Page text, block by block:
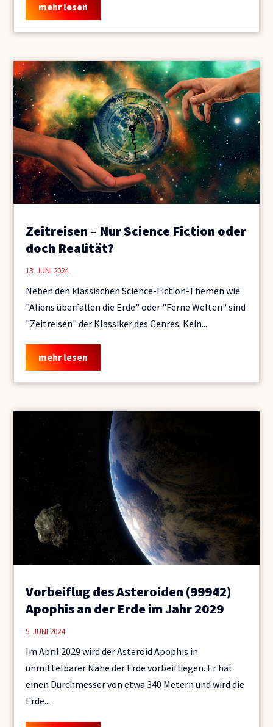
mehr lesen
Zeitreisen – Nur Science Fiction oder
doch Realität?
13. JUNI 2024
Neben den klassischen Science-Fiction-Themen wie
"Aliens überfallen die Erde" oder "Ferne Welten" sind
"Zeitreisen" der Klassiker des Genres. Kein...
mehr lesen
Vorbeiflug des Asteroiden (99942)
Apophis an der Erde im Jahr 2029
5. JUNI 2024
Im April 2029 wird der Asteroid Apophis in
unmittelbarer Nähe der Erde vorbeifliegen. Er hat
einen Durchmesser von etwa 340 Metern und wird die
Erde...